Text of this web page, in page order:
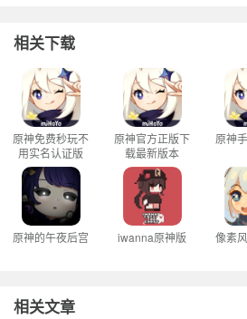
相关下载
原神免费秒玩不
用实名认证版
原神官方正版下
载最新版本
原神
原神的午夜后宫 iwanna原神版
像素
相关文章